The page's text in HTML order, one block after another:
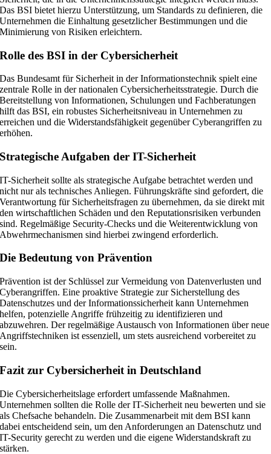
Das BSI bietet hierzu Unterstützung, um Standards zu definieren, die
Unternehmen die Einhaltung gesetzlicher Bestimmungen und die
Minimierung von Risiken erleichtern.
Rolle des BSI in der Cybersicherheit
Das Bundesamt für Sicherheit in der Informationstechnik spielt eine
zentrale Rolle in der nationalen Cybersicherheitsstrategie. Durch die
Bereitstellung von Informationen, Schulungen und Fachberatungen
hilft das BSI, ein robustes Sicherheitsniveau in Unternehmen zu
erreichen und die Widerstandsfähigkeit gegenüber Cyberangriffen zu
erhöhen.
Strategische Aufgaben der IT-Sicherheit
IT-Sicherheit sollte als strategische Aufgabe betrachtet werden und
nicht nur als technisches Anliegen. Führungskräfte sind gefordert, die
Verantwortung für Sicherheitsfragen zu übernehmen, da sie direkt mit
den wirtschaftlichen Schäden und den Reputationsrisiken verbunden
sind. Regelmäßige Security-Checks und die Weiterentwicklung von
Abwehrmechanismen sind hierbei zwingend erforderlich.
Die Bedeutung von Prävention
Prävention ist der Schlüssel zur Vermeidung von Datenverlusten und
Cyberangriffen. Eine proaktive Strategie zur Sicherstellung des
Datenschutzes und der Informationssicherheit kann Unternehmen
helfen, potenzielle Angriffe frühzeitig zu identifizieren und
abzuwehren. Der regelmäßige Austausch von Informationen über neue
Angriffstechniken ist essenziell, um stets ausreichend vorbereitet zu
sein.
Fazit zur Cybersicherheit in Deutschland
Die Cybersicherheitslage erfordert umfassende Maßnahmen.
Unternehmen sollten die Rolle der IT-Sicherheit neu bewerten und sie
als Chefsache behandeln. Die Zusammenarbeit mit dem BSI kann
dabei entscheidend sein, um den Anforderungen an Datenschutz und
IT-Security gerecht zu werden und die eigene Widerstandskraft zu
stärken.